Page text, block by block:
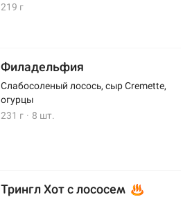
219 г
Филадельфия
Слабосоленый лосось, сыр Cremette,
огурцы
231 г · 8 шт.
Трингл Хот с лососем